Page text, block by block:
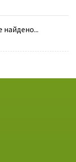
найдено...